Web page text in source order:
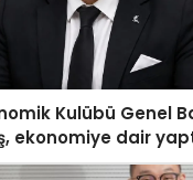
Kulübü Genel
ekonomiye dair
kaydetti: